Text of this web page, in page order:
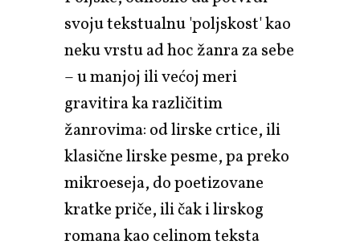
svoju tekstualnu 'poljskost' kao
neku vrstu ad hoc žanra za sebe
– u manjoj ili većoj meri
gravitira ka različitim
žanrovima: od lirske crtice, ili
klasične lirske pesme, pa preko
mikroeseja, do poetizovane
kratke priče, ili čak i lirskog
romana kao celinom teksta